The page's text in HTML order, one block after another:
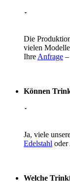
Die
vielen
Ihre Anfrage
Können
Ja, viele
Edelstahl oder
Welche